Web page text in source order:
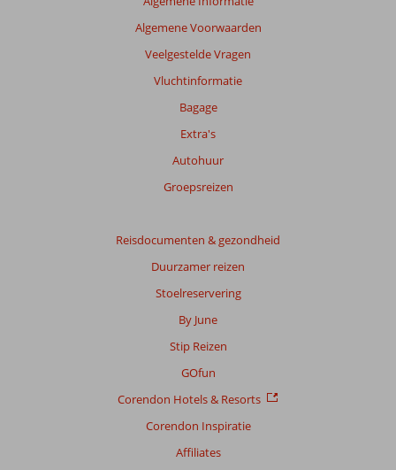
Algemene Voorwaarden
Veelgestelde Vragen
Vluchtinformatie
Bagage
Extra's
Autohuur
Groepsreizen
Reisdocumenten & gezondheid
Duurzamer reizen
Stoelreservering
By June
Stip Reizen
GOfun
Corendon Hotels & Resorts
Corendon Inspiratie
Affiliates